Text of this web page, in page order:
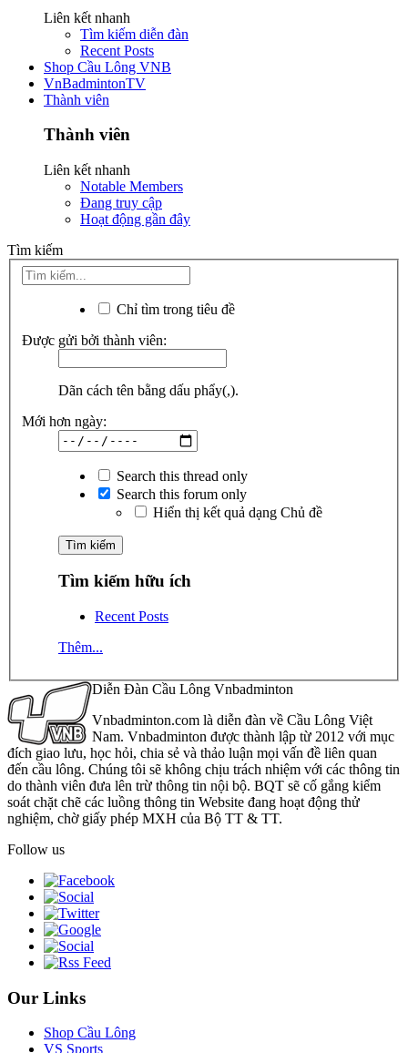
Liên kết nhanh
Tìm kiếm diễn đàn
Recent Posts
Shop Cầu Lông VNB
VnBadmintonTV
Thành viên
Thành viên
Liên kết nhanh
Notable Members
Đang truy cập
Hoạt động gần đây
Tìm kiếm
Chỉ tìm trong tiêu đề
Được gửi bởi thành viên:
Dãn cách tên bằng dấu phẩy(,).
Mới hơn ngày:
Search this thread only
Search this forum only
Hiển thị kết quả dạng Chủ đề
Tìm kiếm hữu ích
Recent Posts
Thêm...
Diễn Đàn Cầu Lông Vnbadminton
Vnbadminton.com là diễn đàn về Cầu Lông Việt
Nam. Vnbadminton được thành lập từ 2012 với mục
đích giao lưu, học hỏi, chia sẻ và thảo luận mọi vấn đề liên quan
đến cầu lông. Chúng tôi sẽ không chịu trách nhiệm với các thông tin
do thành viên đưa lên trừ thông tin nội bộ. BQT sẽ cố gắng kiểm
soát chặt chẽ các luồng thông tin Website đang hoạt động thử
nghiệm, chờ giấy phép MXH của Bộ TT & TT.
Follow us
Our Links
Shop Cầu Lông
VS Sports